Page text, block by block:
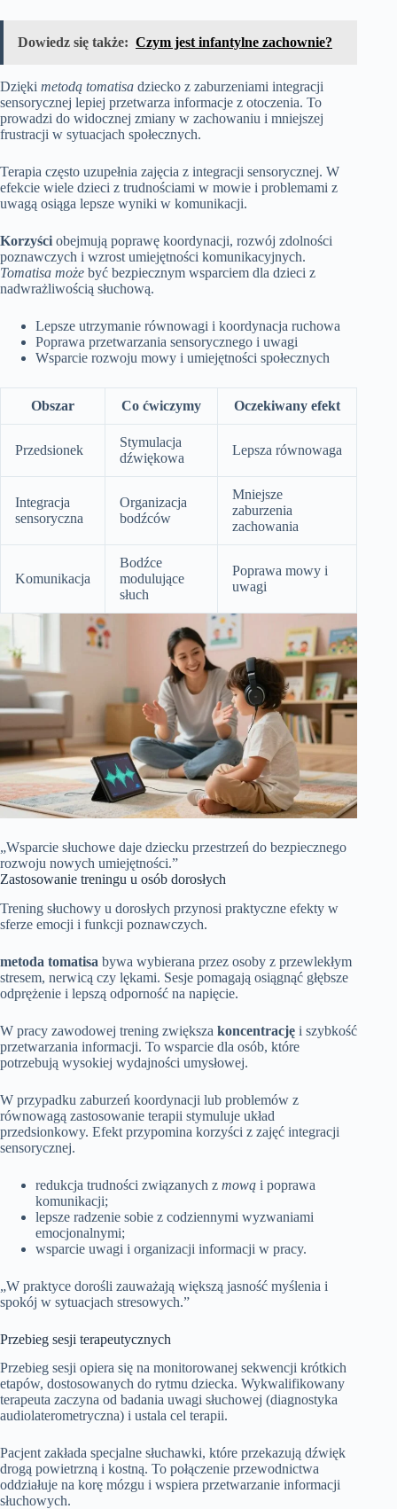
Dowiedz się także: Czym jest infantylne zachownie?
Dzięki metodą tomatisa dziecko z zaburzeniami integracji
sensorycznej lepiej przetwarza informacje z otoczenia. To
prowadzi do widocznej zmiany w zachowaniu i mniejszej
frustracji w sytuacjach społecznych.
Terapia często uzupełnia zajęcia z integracji sensorycznej. W
efekcie wiele dzieci z trudnościami w mowie i problemami z
uwagą osiąga lepsze wyniki w komunikacji.
Korzyści obejmują poprawę koordynacji, rozwój zdolności
poznawczych i wzrost umiejętności komunikacyjnych.
Tomatisa może być bezpiecznym wsparciem dla dzieci z
nadwrażliwością słuchową.
Lepsze utrzymanie równowagi i koordynacja ruchowa
Poprawa przetwarzania sensorycznego i uwagi
Wsparcie rozwoju mowy i umiejętności społecznych
Obszar Co ćwiczymy Oczekiwany efekt
Przedsionek
Stymulacja
dźwiękowa
Lepsza równowaga
Integracja
sensoryczna
Organizacja
bodźców
Mniejsze
zaburzenia
zachowania
Komunikacja
Bodźce
modulujące
słuch
Poprawa mowy i
uwagi
„Wsparcie słuchowe daje dziecku przestrzeń do bezpiecznego
rozwoju nowych umiejętności.”
Zastosowanie treningu u osób dorosłych
Trening słuchowy u dorosłych przynosi praktyczne efekty w
sferze emocji i funkcji poznawczych.
metoda tomatisa bywa wybierana przez osoby z przewlekłym
stresem, nerwicą czy lękami. Sesje pomagają osiągnąć głębsze
odprężenie i lepszą odporność na napięcie.
W pracy zawodowej trening zwiększa koncentrację i szybkość
przetwarzania informacji. To wsparcie dla osób, które
potrzebują wysokiej wydajności umysłowej.
W przypadku zaburzeń koordynacji lub problemów z
równowagą zastosowanie terapii stymuluje układ
przedsionkowy. Efekt przypomina korzyści z zajęć integracji
sensorycznej.
redukcja trudności związanych z mową i poprawa
komunikacji;
lepsze radzenie sobie z codziennymi wyzwaniami
emocjonalnymi;
wsparcie uwagi i organizacji informacji w pracy.
„W praktyce dorośli zauważają większą jasność myślenia i
spokój w sytuacjach stresowych.”
Przebieg sesji terapeutycznych
Przebieg sesji opiera się na monitorowanej sekwencji krótkich
etapów, dostosowanych do rytmu dziecka. Wykwalifikowany
terapeuta zaczyna od badania uwagi słuchowej (diagnostyka
audiolaterometryczna) i ustala cel terapii.
Pacjent zakłada specjalne słuchawki, które przekazują dźwięk
drogą powietrzną i kostną. To połączenie przewodnictwa
oddziałuje na korę mózgu i wspiera przetwarzanie informacji
słuchowych.